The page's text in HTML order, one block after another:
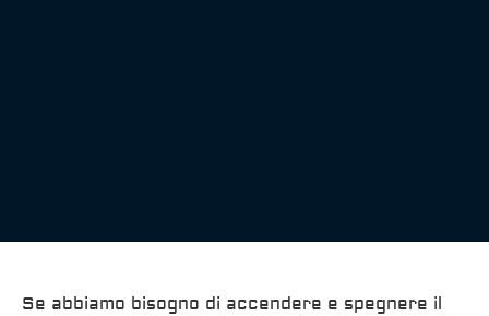
Se abbiamo bisogno di accendere e spegnere il